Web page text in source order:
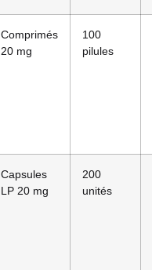
Comprimés
20 mg
100
pilules
Capsules
LP 20 mg
200
unités